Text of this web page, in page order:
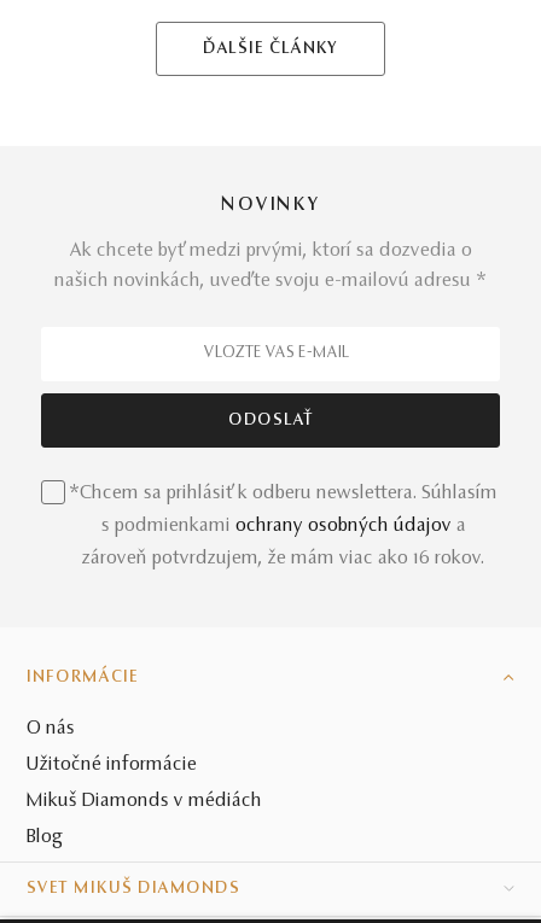
ĎALŠIE ČLÁNKY
NOVINKY
Ak chcete byť medzi prvými, ktorí sa dozvedia o
našich novinkách, uveďte svoju e-mailovú adresu *
*Chcem sa prihlásiť k odberu newslettera. Súhlasím
s podmienkami ochrany osobných údajov a
zároveň potvrdzujem, že mám viac ako 16 rokov.
INFORMÁCIE
O nás
Užitočné informácie
Mikuš Diamonds v médiách
Blog
SVET MIKUŠ DIAMONDS